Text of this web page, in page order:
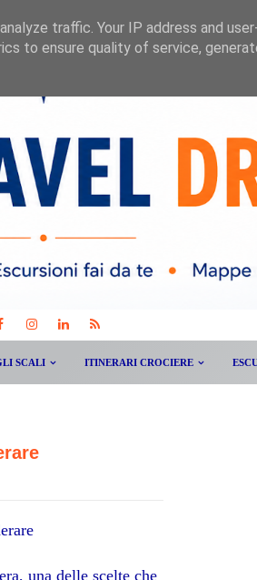
SCALI ITINERARI CROCIERE
una delle scelte che
traffic. Your IP address and
to ensure quality of service,